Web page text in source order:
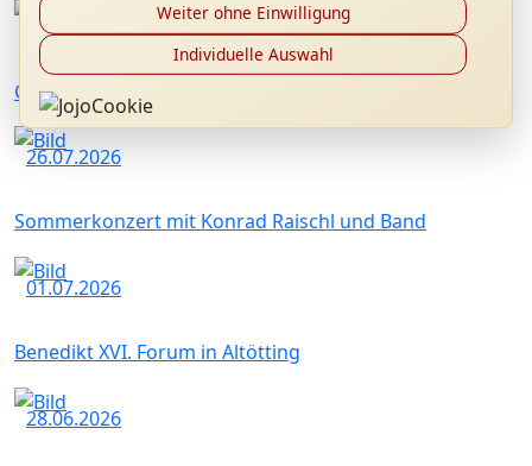
12.09.2026
Gottesdienst "20 Jahre Papstbesuch in Marktl"
26.07.2026
Sommerkonzert mit Konrad Raischl und Band
01.07.2026
Benedikt XVI. Forum in Altötting
28.06.2026
Weiter ohne Einwilligung
Individuelle Auswahl